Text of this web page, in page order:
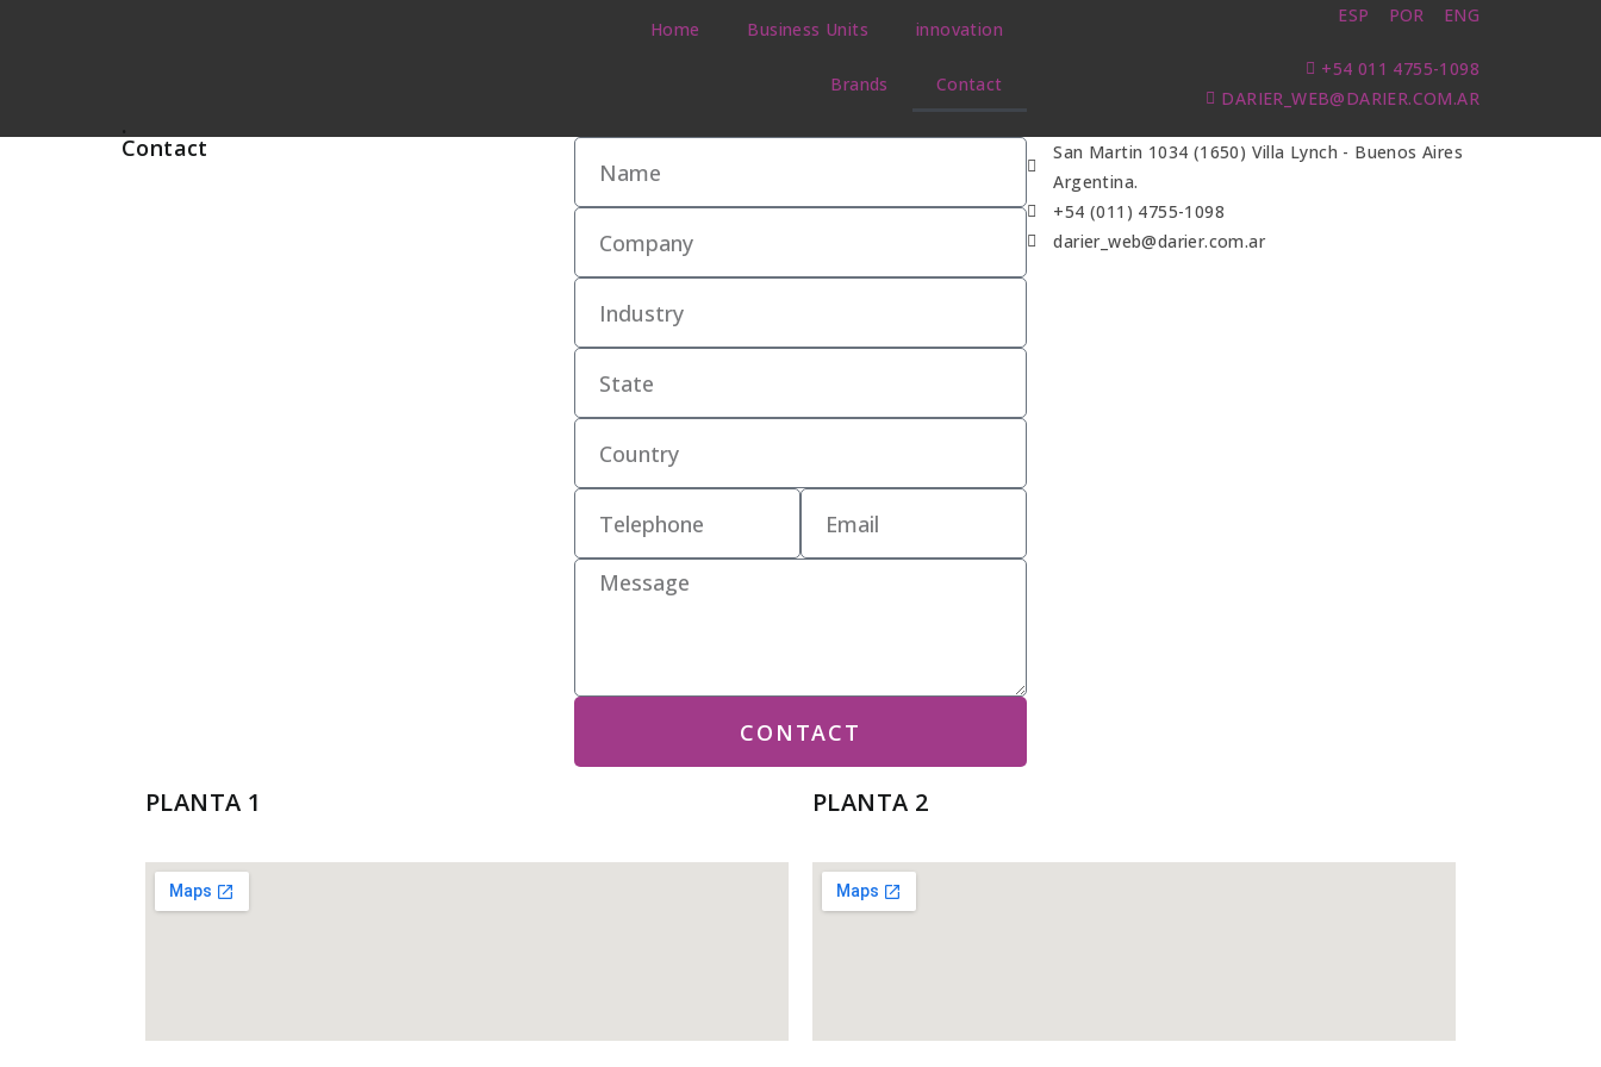
Home Business Units innovation
Brands Contact
ESP POR ENG
+54 011 4755-1098
DARIER_WEB@DARIER.COM.AR
.
Contact
CONTACT
San Martin 1034 (1650) Villa Lynch - Buenos Aires
Argentina.
+54 (011) 4755-1098
darier_web@darier.com.ar
PLANTA 1 PLANTA 2